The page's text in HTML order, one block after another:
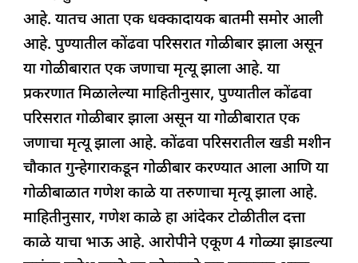
o
o
k
p
p
n s m
आहे. यातच आता एक धक्कादायक बातमी समोर आली
आहे. पुण्यातील कोंढवा परिसरात गोळीबार झाला असून
या गोळीबारात एक जणाचा मृत्यू झाला आहे. या
प्रकरणात मिळालेल्या माहितीनुसार, पुण्यातील कोंढवा
परिसरात गोळीबार झाला असून या गोळीबारात एक
जणाचा मृत्यू झाला आहे. कोंढवा परिसरातील खडी मशीन
चौकात गुन्हेगाराकडून गोळीबार करण्यात आला आणि या
गोळीबाळात गणेश काळे या तरुणाचा मृत्यू झाला आहे.
माहितीनुसार, गणेश काळे हा आंदेकर टोळीतील दत्ता
काळे याचा भाऊ आहे. आरोपीने एकूण 4 गोळ्या झाडल्या
मृत्यू